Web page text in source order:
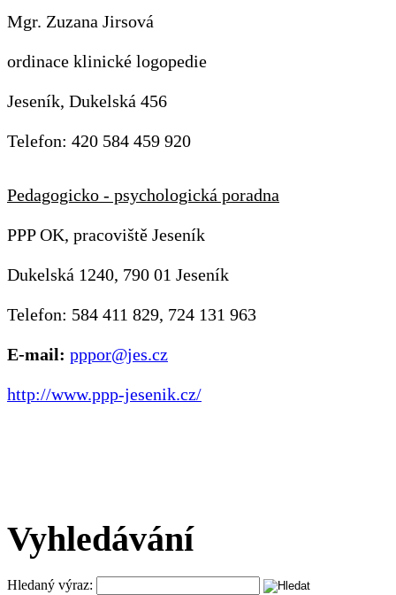
Mgr. Zuzana Jirsová
ordinace klinické logopedie
Jeseník, Dukelská 456
Telefon: 420 584 459 920
Pedagogicko - psychologická poradna
PPP OK, pracoviště Jeseník
Dukelská 1240, 790 01 Jeseník
Telefon: 584 411 829, 724 131 963
E-mail: pppor@jes.cz
http://www.ppp-jesenik.cz/
Vyhledávání
Hledaný výraz: